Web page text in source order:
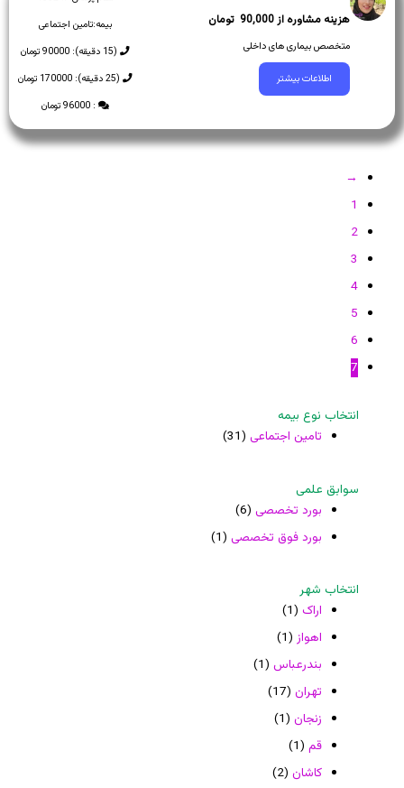
بیمه:تامین اجتماعی
(15 دقیقه): 90000 تومان
(25 دقیقه): 170000 تومان
: 96000 تومان
90,000
متخصص بیماری های داخلی
اطلاعات بیشتر
→
1
2
3
4
5
6
7
انتخاب نوع بیمه
تامین اجتماعی (31)
سوابق علمی
بورد تخصصی (6)
بورد فوق تخصصی (1)
انتخاب شهر
اراک (1)
اهواز (1)
بندرعباس (1)
تهران (17)
زنجان (1)
قم (1)
کاشان (2)